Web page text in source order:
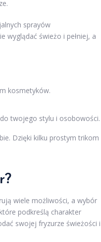
sprayów
wyglądać świeżo i pełniej, a
kosmetyków.
twojego stylu i osobowości.
Dzięki kilku prostym trikom
wiele możliwości, a wybór
podkreślą charakter
swojej fryzurze świeżości i